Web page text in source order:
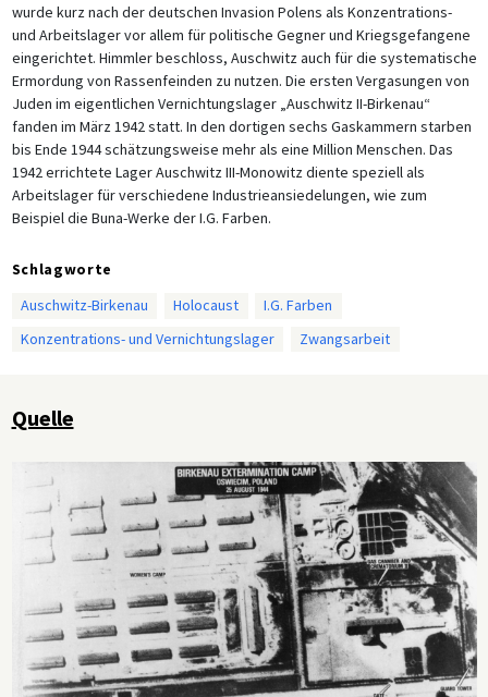
wurde kurz nach der deutschen Invasion Polens als Konzentrations-
und Arbeitslager vor allem für politische Gegner und Kriegsgefangene
eingerichtet. Himmler beschloss, Auschwitz auch für die systematische
Ermordung von Rassenfeinden zu nutzen. Die ersten Vergasungen von
Juden im eigentlichen Vernichtungslager „Auschwitz II-Birkenau“
fanden im März 1942 statt. In den dortigen sechs Gaskammern starben
bis Ende 1944 schätzungsweise mehr als eine Million Menschen. Das
1942 errichtete Lager Auschwitz III-Monowitz diente speziell als
Arbeitslager für verschiedene Industrieansiedelungen, wie zum
Beispiel die Buna-Werke der I.G. Farben.
Schlagworte
Auschwitz-Birkenau
Holocaust
I.G. Farben
Konzentrations- und Vernichtungslager
Zwangsarbeit
Quelle